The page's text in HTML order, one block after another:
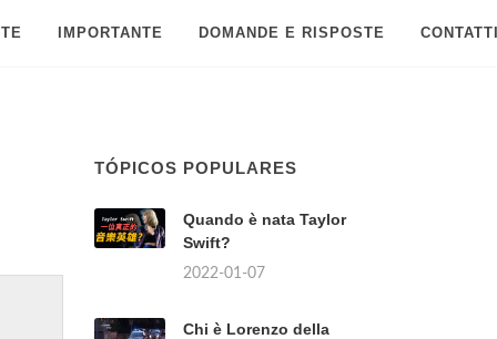
IMPORTANTE DOMANDE E RISPOSTE
TÓPICOS POPULARES
Quando è nata Taylor
Swift?
2022-01-07
Chi è Lorenzo della